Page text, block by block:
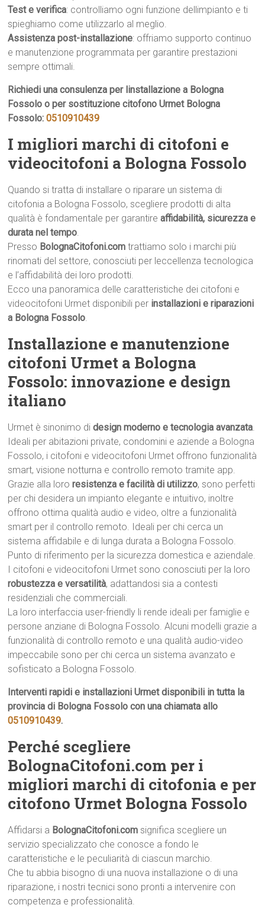
Test e verifica: controlliamo ogni funzione dellimpianto e ti
spieghiamo come utilizzarlo al meglio.
Assistenza post-installazione: offriamo supporto continuo
e manutenzione programmata per garantire prestazioni
sempre ottimali.
Richiedi una consulenza per linstallazione a Bologna
Fossolo o per sostituzione citofono Urmet Bologna
Fossolo: 0510910439
I migliori marchi di citofoni e
videocitofoni a Bologna Fossolo
Quando si tratta di installare o riparare un sistema di
citofonia a Bologna Fossolo, scegliere prodotti di alta
qualità è fondamentale per garantireaffidabilità, sicurezza e
durata nel tempo.
Presso BolognaCitofoni.com trattiamo solo i marchi più
rinomati del settore, conosciuti per leccellenza tecnologica
e l’affidabilità dei loro prodotti.
Ecco una panoramica delle caratteristiche dei citofoni e
videocitofoni Urmet disponibili per installazioni e riparazioni
a Bologna Fossolo.
Installazione e manutenzione
citofoni Urmet a Bologna
Fossolo: innovazione e design
italiano
Urmet è sinonimo didesign moderno e tecnologia avanzata.
Ideali per abitazioni private, condomini e aziende a Bologna
Fossolo, i citofoni e videocitofoni Urmet offrono funzionalità
smart, visione notturna e controllo remoto tramite app.
Grazie alla lororesistenza e facilità di utilizzo, sono perfetti
per chi desidera un impianto elegante e intuitivo, inoltre
offrono ottima qualità audio e video, oltre a funzionalità
smart per il controllo remoto. Ideali per chi cerca un
sistema affidabile e di lunga durata a Bologna Fossolo.
Punto di riferimento per la sicurezza domestica e aziendale.
I citofoni e videocitofoni Urmet sono conosciuti per la loro
robustezza e versatilità, adattandosi sia a contesti
residenziali che commerciali.
La loro interfaccia user-friendly li rende ideali per famiglie e
persone anziane di Bologna Fossolo. Alcuni modelli grazie a
funzionalità di controllo remoto e una qualità audio-video
impeccabile sono per chi cerca un sistema avanzato e
sofisticato a Bologna Fossolo.
Interventi rapidi e installazioni Urmet disponibili in tutta la
provincia di Bologna Fossolo con una chiamata allo
0510910439.
Perché scegliere
BolognaCitofoni.com per i
migliori marchi di citofonia e per
citofono Urmet Bologna Fossolo
Affidarsi a BolognaCitofoni.com significa scegliere un
servizio specializzato che conosce a fondo le
caratteristiche e le peculiarità di ciascun marchio.
Che tu abbia bisogno di una nuova installazione o di una
riparazione, i nostri tecnici sono pronti a intervenire con
competenza e professionalità.